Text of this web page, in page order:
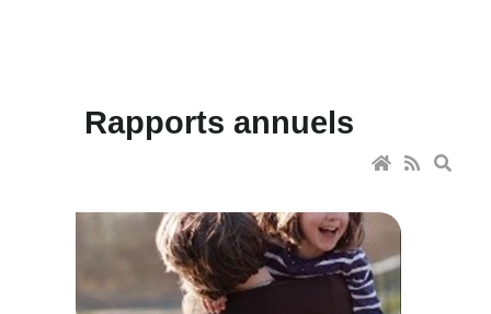
Rapports annuels